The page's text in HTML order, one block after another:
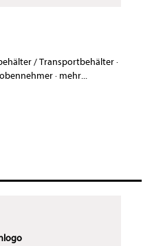
/ Transportbehälter·
· mehr...